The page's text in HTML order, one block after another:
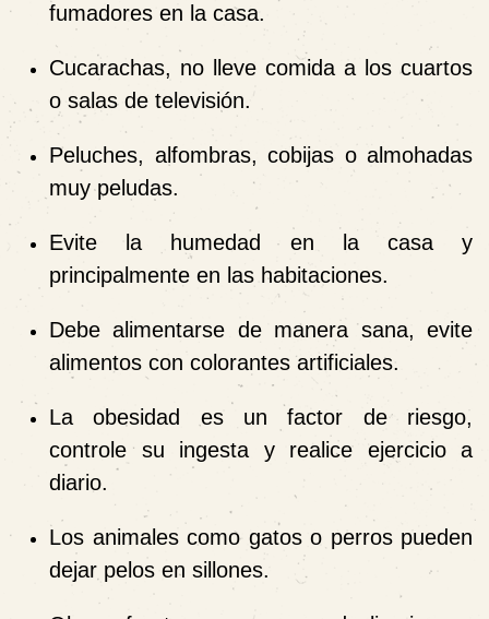
fumadores en la casa.
Cucarachas, no lleve comida a los cuartos
o salas de televisión.
Peluches, alfombras, cobijas o almohadas
muy peludas.
Evite la humedad en la casa y
principalmente en las habitaciones.
Debe alimentarse de manera sana, evite
alimentos con colorantes artificiales.
La obesidad es un factor de riesgo,
controle su ingesta y realice ejercicio a
diario.
Los animales como gatos o perros pueden
dejar pelos en sillones.